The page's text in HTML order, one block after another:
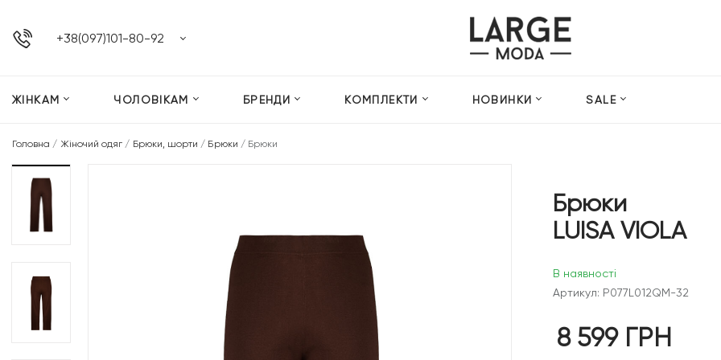
+38(097)101-80-92
ЖІНКАМ ЧОЛОВІКАМ БРЕНДИ КОМПЛЕКТИ НОВИНКИ SALE
Головна / Жіночий одяг / Брюки, шорти / Брюки / Брюки
Брюки
LUISA VIOLA
В наявності
Артикул: P077L012QM-32
8 599 ГРН